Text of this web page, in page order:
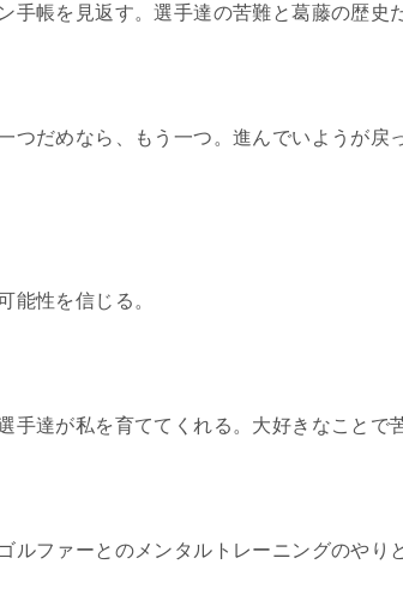
手帳を見返す。選手達の苦難と葛藤の歴史
つだめなら、もう一つ。進んでいようが戻
能性を信じる。
手達が私を育ててくれる。大好きなことで
ルファーとのメンタルトレーニングのやり